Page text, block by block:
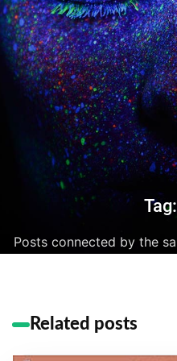
Posts connected by the
Related posts